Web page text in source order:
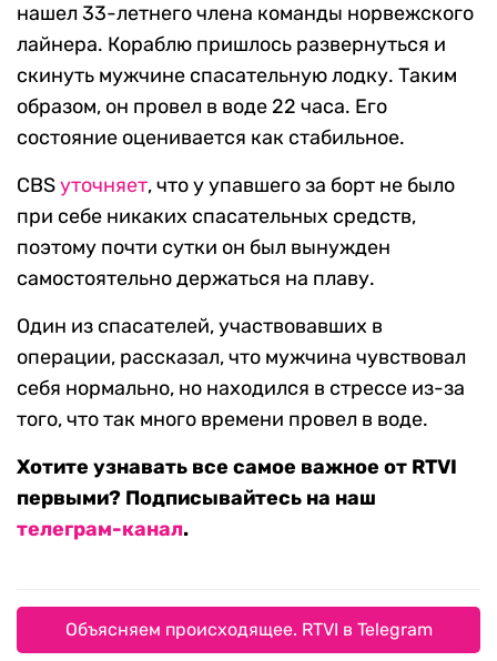
нашел 33-летнего члена команды норвежского
лайнера. Кораблю пришлось развернуться и
скинуть мужчине спасательную лодку. Таким
образом, он провел в воде 22 часа. Его
состояние оценивается как стабильное.
CBSуточняет, что у упавшего за борт не было
при себе никаких спасательных средств,
поэтому почти сутки он был вынужден
самостоятельно держаться на плаву.
Один из спасателей, участвовавших в
операции, рассказал, что мужчина чувствовал
себя нормально, но находился в стрессе из-за
того, что так много времени провел в воде.
Хотите узнавать все самое важное от RTVI
первыми? Подписывайтесь на наш
телеграм-канал.
Объясняем происходящее. RTVI в Telegram